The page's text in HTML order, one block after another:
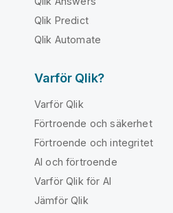
Qlik Predict
Qlik Automate
Varför Qlik?
Varför Qlik
Förtroende och säkerhet
Förtroende och integritet
AI och förtroende
Varför Qlik för AI
Jämför Qlik